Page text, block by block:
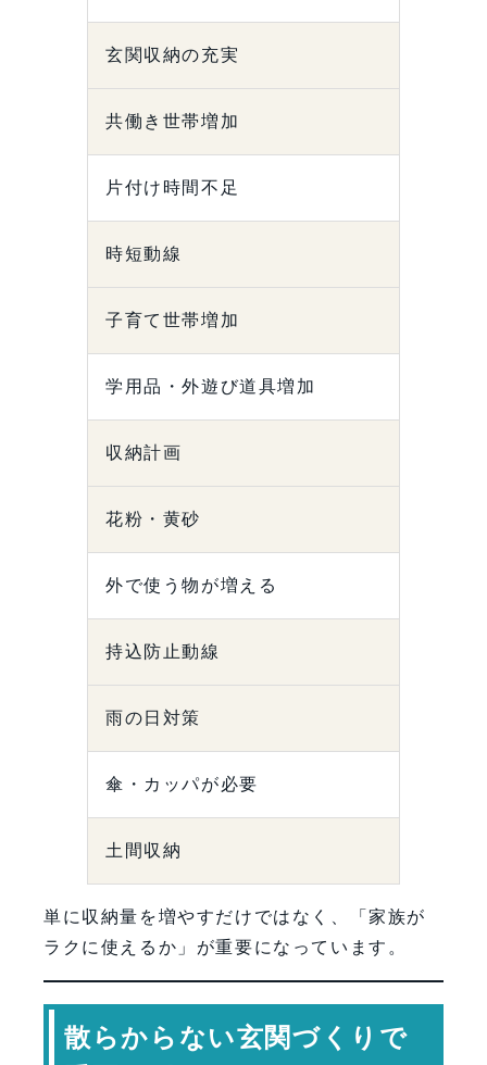
玄関収納の充実
共働き世帯増加
片付け時間不足
時短動線
子育て世帯増加
学用品・外遊び道具増加
収納計画
花粉・黄砂
外で使う物が増える
持込防止動線
雨の日対策
傘・カッパが必要
土間収納
単に収納量を増やすだけではなく、「家族が
ラクに使えるか」が重要になっています。
散らからない玄関づくりで